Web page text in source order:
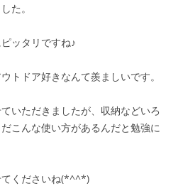
た。
ッタリですね♪
トドア好きなんて羨ましいです。
いただきましたが、収納などいろ
こんな使い方があるんだと勉強に
てくださいね(*^^*)